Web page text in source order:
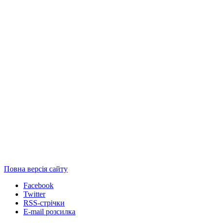
Повна версія сайту
Facebook
Twitter
RSS-стрічки
E-mail розсилка